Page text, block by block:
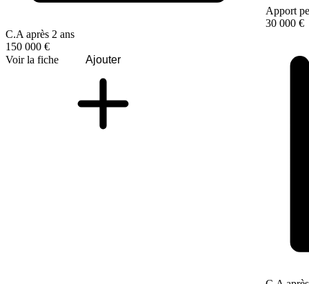
C.A après 2 ans
150 000 €
Voir la fiche
Ajouter
Apport
30 000 €